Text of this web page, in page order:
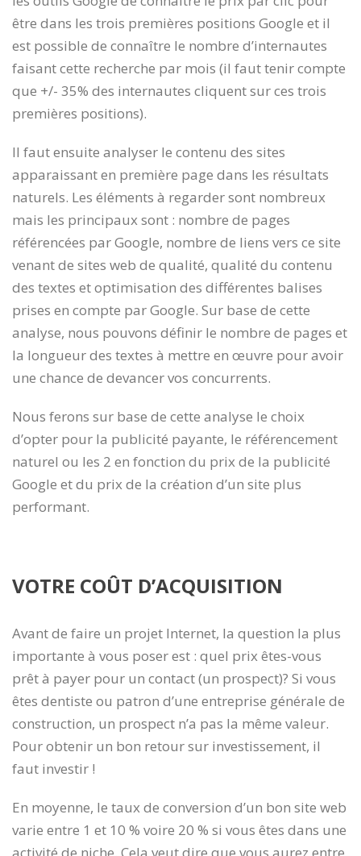
être dans les trois premières positions Google et il
est possible de connaître le nombre d’internautes
faisant cette recherche par mois (il faut tenir compte
que +/- 35% des internautes cliquent sur ces trois
premières positions).
Il faut ensuite analyser le contenu des sites
apparaissant en première page dans les résultats
naturels. Les éléments à regarder sont nombreux
mais les principaux sont : nombre de pages
référencées par Google, nombre de liens vers ce site
venant de sites web de qualité, qualité du contenu
des textes et optimisation des différentes balises
prises en compte par Google. Sur base de cette
analyse, nous pouvons définir le nombre de pages et
la longueur des textes à mettre en œuvre pour avoir
une chance de devancer vos concurrents.
Nous ferons sur base de cette analyse le choix
d’opter pour la publicité payante, le référencement
naturel ou les 2 en fonction du prix de la publicité
Google et du prix de la création d’un site plus
performant.
VOTRE COÛT D’ACQUISITION
Avant de faire un projet Internet, la question la plus
importante à vous poser est : quel prix êtes-vous
prêt à payer pour un contact (un prospect)? Si vous
êtes dentiste ou patron d’une entreprise générale de
construction, un prospect n’a pas la même valeur.
Pour obtenir un bon retour sur investissement, il
faut investir !
En moyenne, le taux de conversion d’un bon site web
varie entre 1 et 10 % voire 20 % si vous êtes dans une
activité de niche. Cela veut dire que vous aurez entre